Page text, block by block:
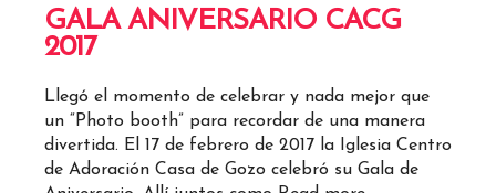
GALA ANIVERSARIO CACG
2017
Llegó el momento de celebrar y nada mejor que
un “Photo booth” para recordar de una manera
divertida. El 17 de febrero de 2017 la Iglesia Centro
de Adoración Casa de Gozo celebró su Gala de